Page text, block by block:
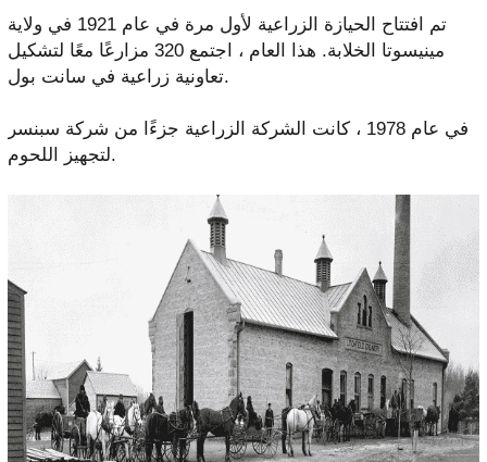
تم افتتاح الحيازة الزراعية لأول مرة في عام 1921 في ولاية
مينيسوتا الخلابة. هذا العام ، اجتمع 320 مزارعًا معًا لتشكيل
تعاونية زراعية في سانت بول.
في عام 1978 ، كانت الشركة الزراعية جزءًا من شركة سبنسر
لتجهيز اللحوم.